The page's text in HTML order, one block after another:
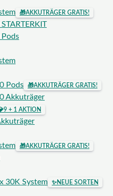
🎁AKKUTRÄGER GRATIS!
Pods
🎁AKKUTRÄGER GRATIS!
Akkuträger
9 + 1 AKTION
🎁AKKUTRÄGER GRATIS!
30K System
✨NEUE SORTEN